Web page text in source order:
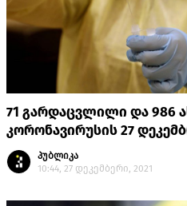
71 გარდაცვლილი და 986
კორონავირუსის 27
პუბლიკა
10:44, 27 დეკემბერი, 2021